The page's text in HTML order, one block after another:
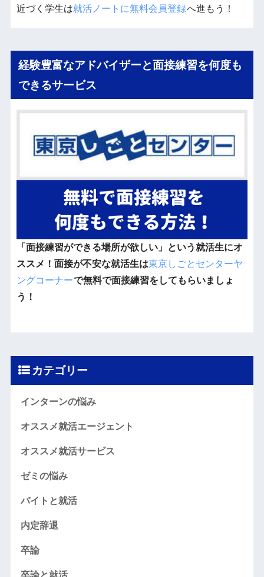
近づく学生は就活ノートに無料会員登録へ進もう！
経験豊富なアドバイザーと面接練習を何度も
できるサービス
「面接練習ができる場所が欲しい」という就活生にオ
ススメ！面接が不安な就活生は東京しごとセンターヤ
ングコーナーで無料で面接練習をしてもらいましょ
う！
カテゴリー
インターンの悩み
オススメ就活エージェント
オススメ就活サービス
ゼミの悩み
バイトと就活
内定辞退
卒論
卒論と就活